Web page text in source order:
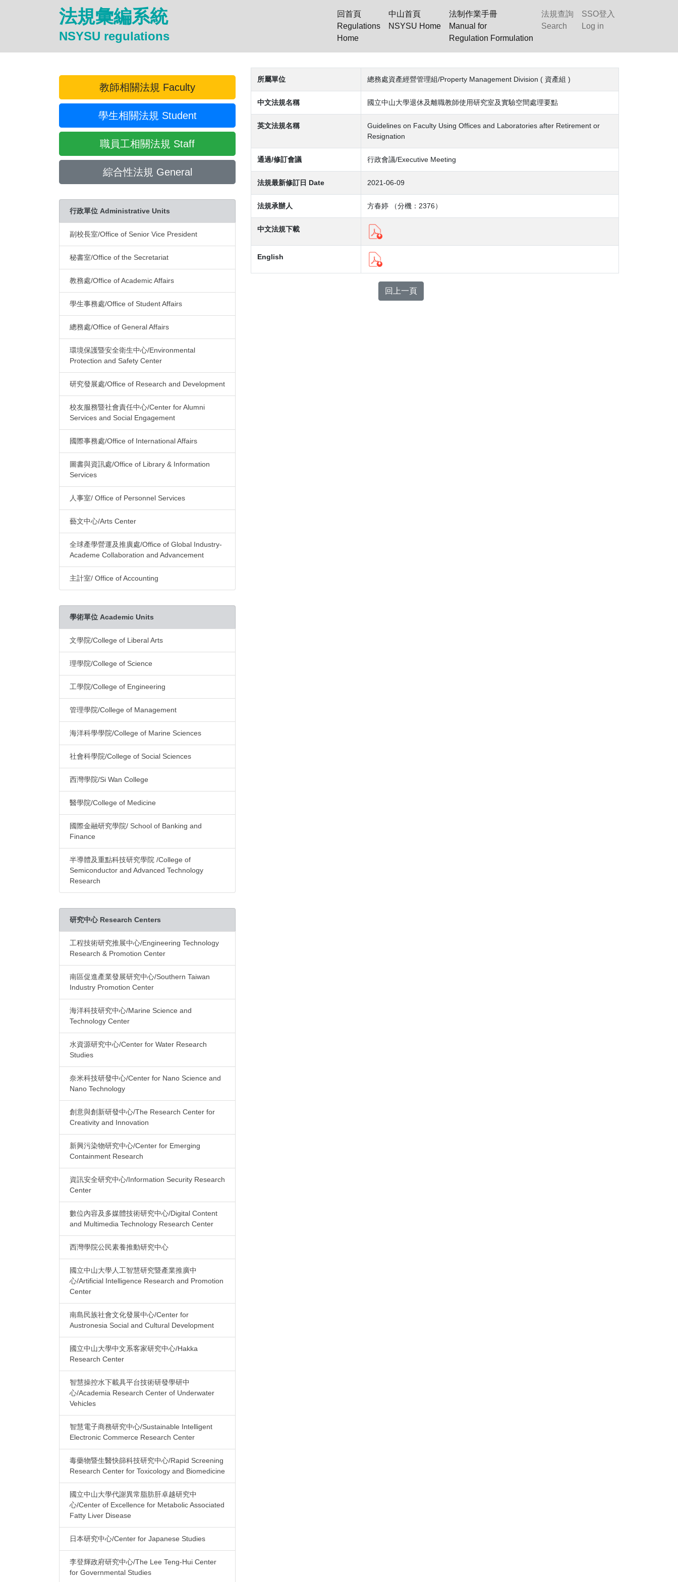
法規彙編系統
NSYSU regulations
回首頁
Regulations
Home
中山首頁
NSYSU Home
法制作業手冊
Manual for
Regulation Formulation
法規查詢
Search
SSO登入
Log in
教師相關法規 Faculty
學生相關法規 Student
職員工相關法規 Staff
綜合性法規 General
行政單位 Administrative Units
副校長室/Office of Senior Vice President
秘書室/Office of the Secretariat
教務處/Office of Academic Affairs
學生事務處/Office of Student Affairs
總務處/Office of General Affairs
環境保護暨安全衛生中心/Environmental
Protection and Safety Center
研究發展處/Office of Research and Development
校友服務暨社會責任中心/Center for Alumni
Services and Social Engagement
國際事務處/Office of International Affairs
圖書與資訊處/Office of Library & Information
Services
人事室/ Office of Personnel Services
藝文中心/Arts Center
全球產學營運及推廣處/Office of Global Industry-
Academe Collaboration and Advancement
主計室/ Office of Accounting
學術單位 Academic Units
文學院/College of Liberal Arts
理學院/College of Science
工學院/College of Engineering
管理學院/College of Management
海洋科學學院/College of Marine Sciences
社會科學院/College of Social Sciences
西灣學院/Si Wan College
醫學院/College of Medicine
國際金融研究學院/ School of Banking and
Finance
半導體及重點科技研究學院 /College of
Semiconductor and Advanced Technology
Research
研究中心 Research Centers
工程技術研究推展中心/Engineering Technology
Research & Promotion Center
南區促進產業發展研究中心/Southern Taiwan
Industry Promotion Center
海洋科技研究中心/Marine Science and
Technology Center
水資源研究中心/Center for Water Research
Studies
奈米科技研發中心/Center for Nano Science and
Nano Technology
創意與創新研發中心/The Research Center for
Creativity and Innovation
新興污染物研究中心/Center for Emerging
Containment Research
資訊安全研究中心/Information Security Research
Center
數位內容及多媒體技術研究中心/Digital Content
and Multimedia Technology Research Center
西灣學院公民素養推動研究中心
國立中山大學人工智慧研究暨產業推廣中
心/Artificial Intelligence Research and Promotion
Center
南島民族社會文化發展中心/Center for
Austronesia Social and Cultural Development
國立中山大學中文系客家研究中心/Hakka
Research Center
智慧操控水下載具平台技術研發學研中
心/Academia Research Center of Underwater
Vehicles
智慧電子商務研究中心/Sustainable Intelligent
Electronic Commerce Research Center
毒藥物暨生醫快篩科技研究中心/Rapid Screening
Research Center for Toxicology and Biomedicine
國立中山大學代謝異常脂肪肝卓越研究中
心/Center of Excellence for Metabolic Associated
Fatty Liver Disease
日本研究中心/Center for Japanese Studies
李登輝政府研究中心/The Lee Teng-Hui Center
for Governmental Studies
所屬單位 總務處資產經營管理組/Property Management Division ( 資產組 )
中文法規名稱 國立中山大學退休及離職教師使用研究室及實驗空間處理要點
英文法規名稱
Guidelines on Faculty Using Offices and Laboratories after Retirement or
Resignation
通過/修訂會議 行政會議/Executive Meeting
法規最新修訂日 Date 2021-06-09
法規承辦人 方春婷 （分機：2376）
中文法規下載
English
回上一頁